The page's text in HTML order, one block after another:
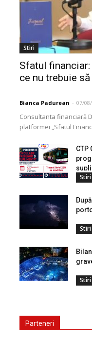
Stiri
Sfatul
ce nu trebuie
Bianca Padurean - 07/
Consultanta financiară
platformei „Sfatul
de peste...
CTP
Stiri
Stiri
Stiri
Parteneri